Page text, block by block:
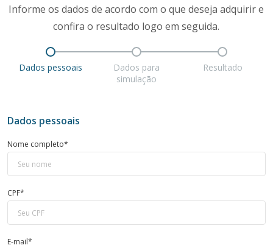
Informe os dados de acordo com o que deseja adquirir e
confira o resultado logo em seguida.
Dados pessoais
Dados para
simulação
Resultado
Dados pessoais
Nome completo*
CPF*
E-mail*